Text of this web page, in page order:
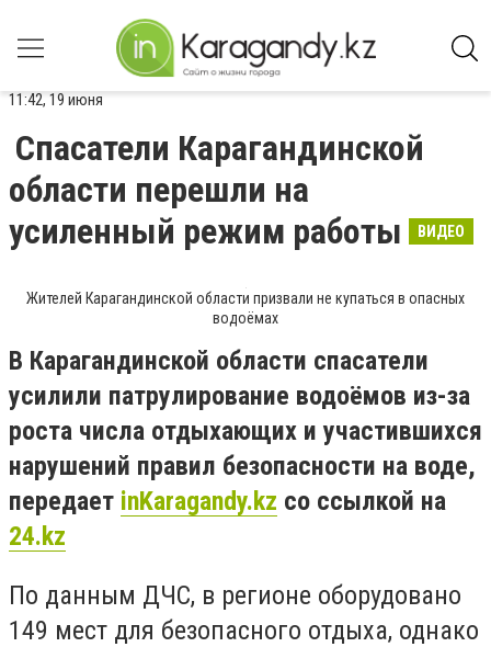
11:42, 19 июня
Спасатели Карагандинской
области перешли на
усиленный режим работы
ВИДЕО
Жителей Карагандинской области призвали не купаться в опасных
водоёмах
В Карагандинской области спасатели
усилили патрулирование водоёмов из-за
роста числа отдыхающих и участившихся
нарушений правил безопасности на воде,
передает inKaragandy.kz со ссылкой на
24.kz
По данным ДЧС, в регионе оборудовано
149 мест для безопасного отдыха, однако